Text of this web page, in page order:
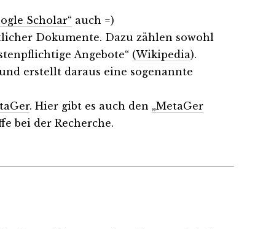
Scholar“ auch =)
Dokumente. Dazu zählen sowohl
Angebote“ (Wikipedia).
erstellt daraus eine sogenannte
. Hier gibt es auch den „MetaGer
bei der Recherche.